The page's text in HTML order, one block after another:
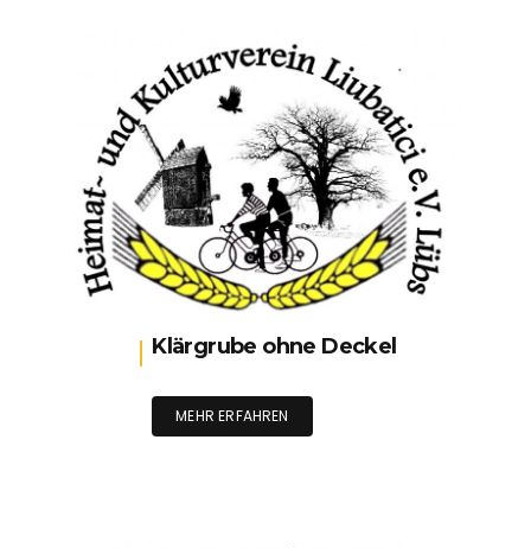
Klärgrube ohne Deckel
MEHR ERFAHREN